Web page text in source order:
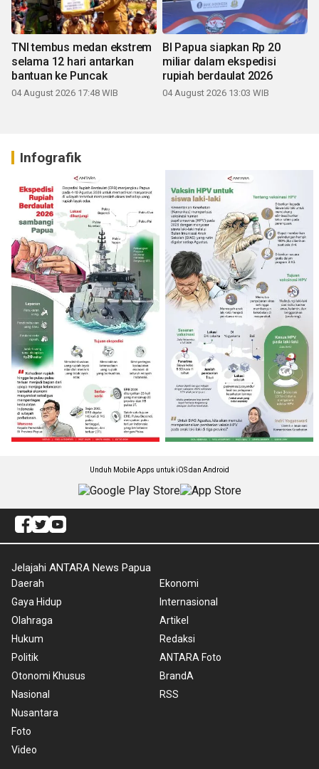
TNI tembus medan ekstrem
selama 12 hari antarkan
bantuan ke Puncak
04 August 2026 17:48 WIB
BI Papua siapkan Rp 20
miliar dalam ekspedisi
rupiah berdaulat 2026
04 August 2026 13:03 WIB
Infografik
Unduh Mobile Apps untuk iOS dan Android
Jelajahi ANTARA News Papua
Daerah
Gaya Hidup
Olahraga
Hukum
Politik
Otonomi Khusus
Nasional
Nusantara
Foto
Video
Ekonomi
Internasional
Artikel
Redaksi
ANTARA Foto
BrandA
RSS